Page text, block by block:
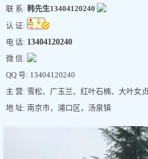
联 系: 韩先生13404120240
认 证:
电 话: 13404120240
微 信:
QQ 号: 13404120240
主 营: 雪松、广玉兰、红叶石楠、大叶女
地 址: 南京市，浦口区，汤泉镇